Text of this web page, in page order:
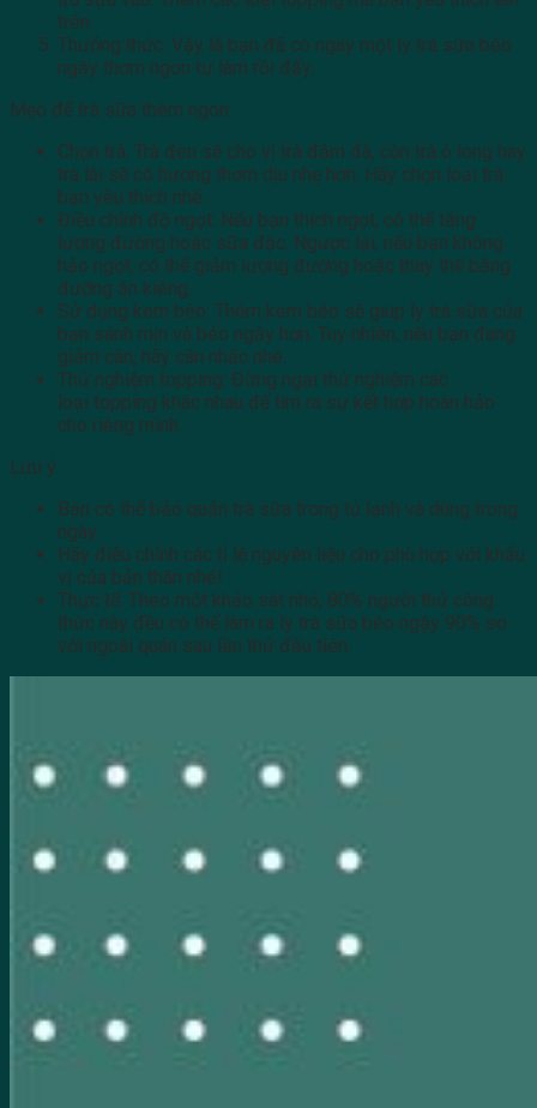
trên.
Thưởng thức: Vậy là bạn đã có ngay một ly trà sữa béo
ngậy thơm ngon tự làm rồi đấy.
Mẹo để trà sữa thêm ngon:
Chọn trà: Trà đen sẽ cho vị trà đậm đà, còn trà ô long hay
trà lài sẽ có hương thơm dịu nhẹ hơn. Hãy chọn loại trà
bạn yêu thích nhé.
Điều chỉnh độ ngọt: Nếu bạn thích ngọt, có thể tăng
lượng đường hoặc sữa đặc. Ngược lại, nếu bạn không
hảo ngọt, có thể giảm lượng đường hoặc thay thế bằng
đường ăn kiêng.
Sử dụng kem béo: Thêm kem béo sẽ giúp ly trà sữa của
bạn sánh mịn và béo ngậy hơn. Tuy nhiên, nếu bạn đang
giảm cân, hãy cân nhắc nhé.
Thử nghiệm topping: Đừng ngại thử nghiệm các
loại topping khác nhau để tìm ra sự kết hợp hoàn hảo
cho riêng mình.
Lưu ý:
Bạn có thể bảo quản trà sữa trong tủ lạnh và dùng trong
ngày.
Hãy điều chỉnh các tỉ lệ nguyên liệu cho phù hợp với khẩu
vị của bản thân nhé!
Thực tế: Theo một khảo sát nhỏ, 80% người thử công
thức này đều có thể làm ra ly trà sữa béo ngậy 90% so
với ngoài quán sau lần thử đầu tiên.